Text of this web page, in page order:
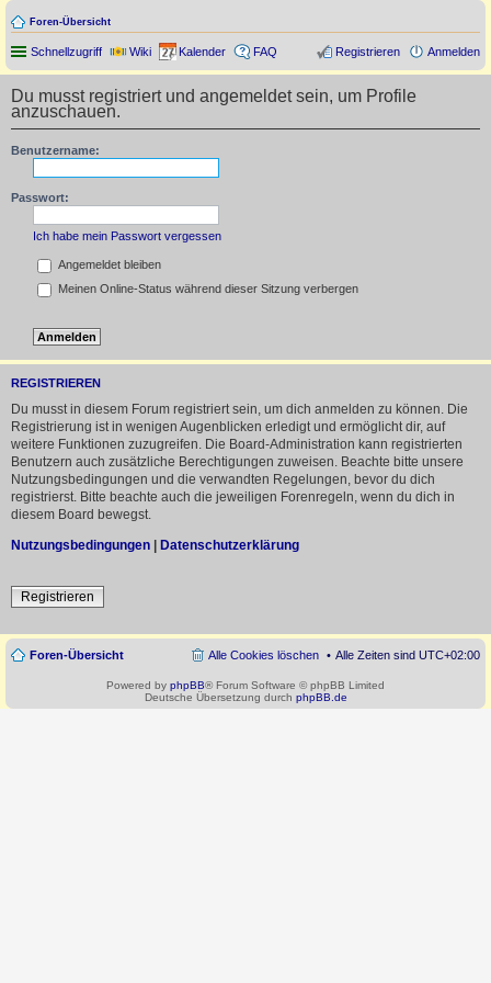
Foren-Übersicht
Schnellzugriff Wiki Kalender FAQ Anmelden
Registrieren
Du musst registriert und angemeldet sein, um Profile
anzuschauen.
Benutzername:
Passwort:
Ich habe mein Passwort vergessen
Angemeldet bleiben
Meinen Online-Status während dieser Sitzung verbergen
REGISTRIEREN
Du musst in diesem Forum registriert sein, um dich anmelden zu können. Die
Registrierung ist in wenigen Augenblicken erledigt und ermöglicht dir, auf
weitere Funktionen zuzugreifen. Die Board-Administration kann registrierten
Benutzern auch zusätzliche Berechtigungen zuweisen. Beachte bitte unsere
Nutzungsbedingungen und die verwandten Regelungen, bevor du dich
registrierst. Bitte beachte auch die jeweiligen Forenregeln, wenn du dich in
diesem Board bewegst.
Nutzungsbedingungen | Datenschutzerklärung
Registrieren
Foren-Übersicht Alle Zeiten sind UTC+02:00
Alle Cookies löschen
Powered by phpBB® Forum Software © phpBB Limited
Deutsche Übersetzung durch phpBB.de